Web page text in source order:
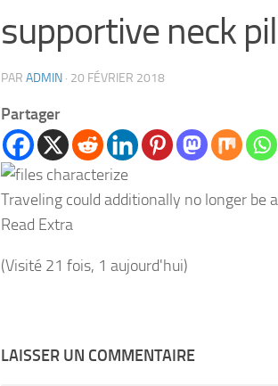
supportive neck
PAR ADMIN · 20 FÉVRIER 2018
Partager
Traveling could additionally no longer be
Read Extra
(Visité 21 fois, 1 aujourd'hui)
LAISSER UN COMMENTAIRE